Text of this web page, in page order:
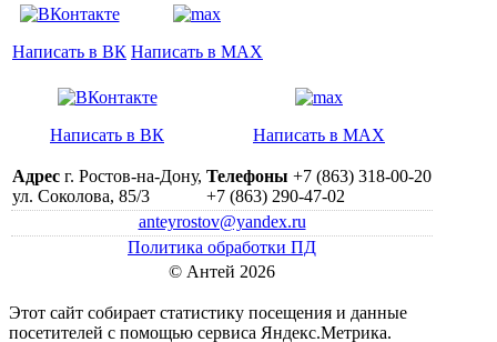
Написать в ВК Написать в MAX
Написать в ВК Написать в MAX
Адрес г. Ростов-на-Дону,
ул. Соколова, 85/3
Телефоны +7 (863) 318-00-20
+7 (863) 290-47-02
anteyrostov@yandex.ru
Политика обработки ПД
© Антей 2026
Этот сайт собирает статистику посещения и данные
посетителей c помощью сервиса Яндекс.Метрика.